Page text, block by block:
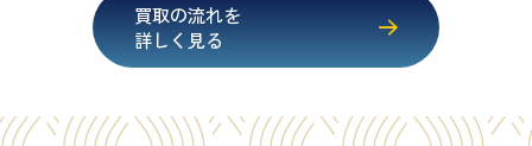
買取の流れを
詳しく見る